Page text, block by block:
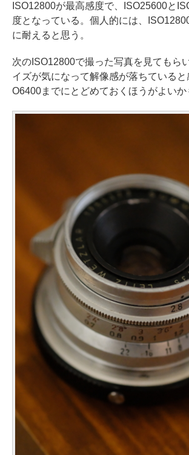
ISO12800が最高感度で、ISO25600と
度となっている。個人的には、
に耐えると思う。
次のISO12800で撮った写真を見てもら
イズが気になって解像感が落ちている
O6400までにとどめておくほうがよいか